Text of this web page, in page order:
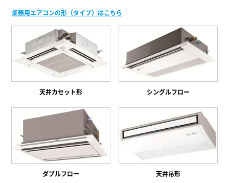
業務用エアコンの形（タイプ）はこちら
天井カセット形 シングルフロー
ダブルフロー 天井吊形